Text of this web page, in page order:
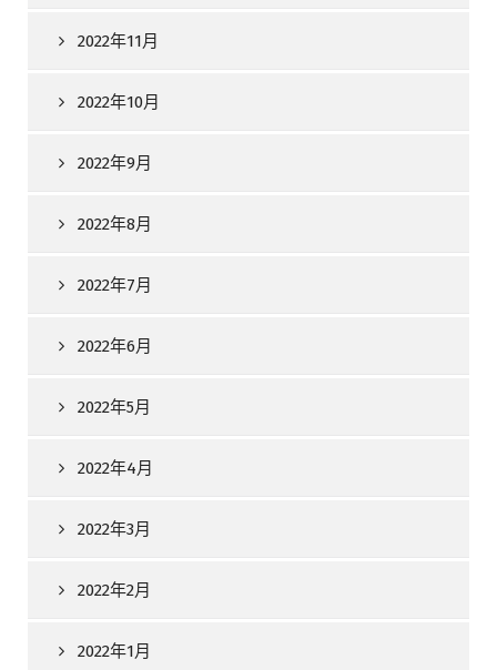
2022年11月
2022年10月
2022年9月
2022年8月
2022年7月
2022年6月
2022年5月
2022年4月
2022年3月
2022年2月
2022年1月